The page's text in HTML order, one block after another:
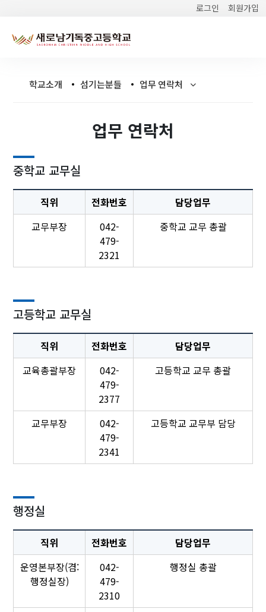
로그인 회원가입
학교소개 섬기는분들 업무 연락처
업무 연락처
중학교 교무실
직위 전화번호
담당업무
교무부장
042-
479-
2321
중학교 교무 총괄
고등학교 교무실
직위 전화번호
담당업무
교육총괄부장
042-
479-
2377
고등학교 교무 총괄
교무부장
042-
479-
2341
고등학교 교무부 담당
행정실
직위 전화번호
담당업무
운영본부장(겸:
행정실장)
042-
479-
2310
행정실 총괄